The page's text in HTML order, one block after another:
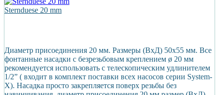
Sternduese 20 mm
Диаметр присоединения 20 мм. Размеры (ВхД) 50х55 мм. Все
фонтанные насадки с безрезьбовым креплением ø 20 мм
рекомендуется использовать с телескопическим удлинителем
1/2” ( входит в комплект поставки всех насосов серии System-
X). Насадка просто закрепляется поверх резьбы без